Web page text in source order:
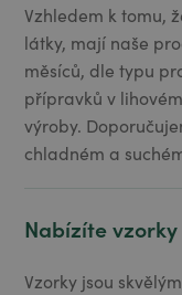
Vzhledem k tomu,
látky, mají naše
měsíců, dle typu
přípravků v
výroby.
chladném a
Nabízíte
Vzorky jsou